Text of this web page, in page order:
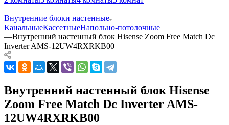
—
Внутренние блоки настенные
КанальныеКассетныеНапольно-потолочные
—Внутренний настенный блок Hisense Zoom Free Match Dc
Inverter AMS-12UW4RXRKB00
Внутренний настенный блок Hisense
Zoom Free Match Dc Inverter AMS-
12UW4RXRKB00